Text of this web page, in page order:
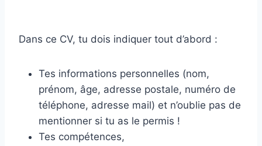
Dans ce CV, tu dois indiquer tout d’abord :
Tes informations personnelles (nom,
prénom, âge, adresse postale, numéro de
téléphone, adresse mail) et n’oublie pas de
mentionner si tu as le permis !
Tes compétences,